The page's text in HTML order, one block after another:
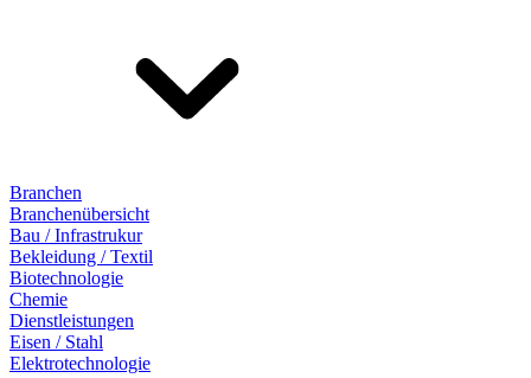
Branchen
Branchenübersicht
Bau / Infrastrukur
Bekleidung / Textil
Biotechnologie
Chemie
Dienstleistungen
Eisen / Stahl
Elektrotechnologie